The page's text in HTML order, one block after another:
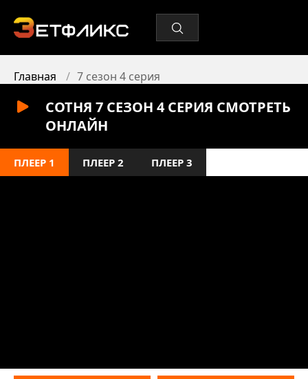
Главная 7 сезон 4 серия
СОТНЯ 7 СЕЗОН 4 СЕРИЯ СМОТРЕТЬ
ОНЛАЙН
ПЛЕЕР 1 ПЛЕЕР 2 ПЛЕЕР 3